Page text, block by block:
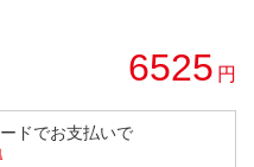
6525 円
ドでお支払いで